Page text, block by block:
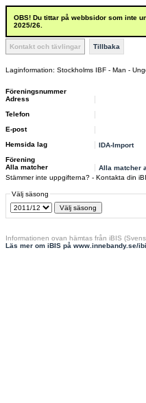
OBS! Du tittar på webbsidor som inte
2025/26.
Kontakt och tävlingar Tillbaka
Laginformation: Stockholms IBF - Man -
Föreningsnummer
Adress
Telefon
E-post
Hemsida lag
IDA-Import
Förening
Alla matcher
Alla matcher
Stämmer inte uppgifterna? - Kontakta din
Välj säsong
Informationen ovan hämtas från iBIS
Läs mer om iBIS på www.innebandy.se/